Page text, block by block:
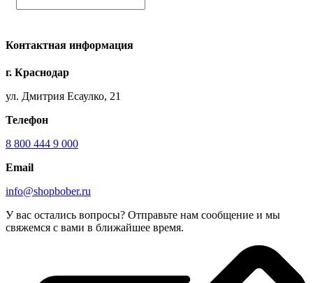
Контактная информация
г. Краснодар
ул. Дмитрия Есаулко, 21
Телефон
8 800 444 9 000
Email
info@shopbober.ru
У вас остались вопросы? Отправьте нам сообщение и мы
свяжемся с вами в ближайшее время.